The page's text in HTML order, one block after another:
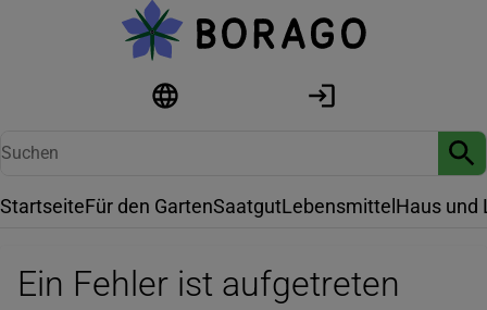
StartseiteFür den GartenSaatgutLebensmittel Haus und
Ein Fehler ist aufgetreten